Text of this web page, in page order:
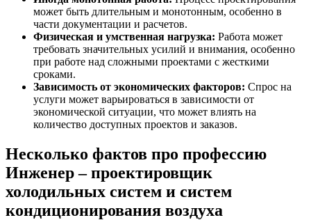
может быть длительным и монотонным, особенно в
части документации и расчетов.
Физическая и умственная нагрузка: Работа может
требовать значительных усилий и внимания, особенно
при работе над сложными проектами с жесткими
сроками.
Зависимость от экономических факторов: Спрос на
услуги может варьироваться в зависимости от
экономической ситуации, что может влиять на
количество доступных проектов и заказов.
Несколько фактов про профессию
Инженер – проектировщик
холодильных систем и систем
кондиционирования воздуха